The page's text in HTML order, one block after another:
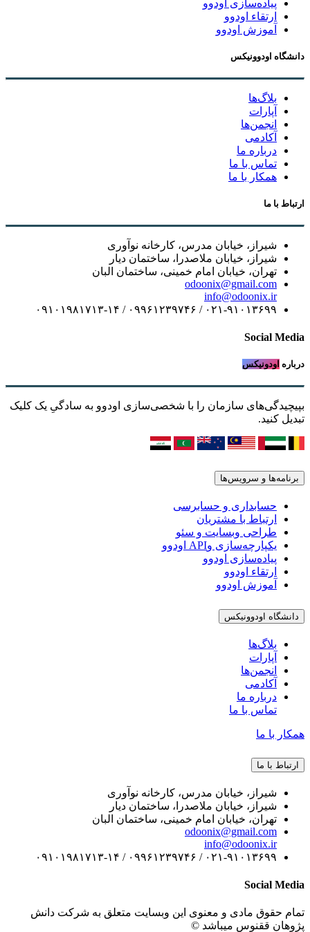
پیاده‌سازی اودوو
ارتقاء اودوو
آموزش اودوو
دانشگاه اودوونیکس
بلاگ‌ها
آپارات
انجمن‌ها
آکادمی
درباره ما
تماس با ما
همکار با ما
ارتباط با ما
شیراز، خیابان مدرس، کارخانه نوآوری
شیراز، خیابان ملاصدرا، ساختمان دیار
تهران، خیابان امام خمینی، ساختمان البان
odoonix@gmail.com
info@odoonix.ir
۰۲۱-۹۱۰۱۳۶۹۹ / ۰۹۹۶۱۲۳۹۷۴۶ / ۰۹۱۰۱۹۸۱۷۱۳-۱۴
Social Media
درباره اودونیکس
بپیچیدگی‌های سازمان را با شخصی‌سازی اودوو به سادگیِ یک کلیک
تبدیل کنید.
برنامه‌ها و سرویس‌ها
حسابداری و حسابرسی
ارتباط با مشتریان
طراحی وبسایت و سئو
یکپارچه‌سازی وAPI اودوو
پیاده‌سازی اودوو
ارتقاء اودوو
آموزش اودوو
دانشگاه اودوونیکس
بلاگ‌ها
آپارات
انجمن‌ها
آکادمی
درباره ما
تماس با ما
همکار با ما
ارتباط با ما
شیراز، خیابان مدرس، کارخانه نوآوری
شیراز، خیابان ملاصدرا، ساختمان دیار
تهران، خیابان امام خمینی، ساختمان البان
odoonix@gmail.com
info@odoonix.ir
۰۲۱-۹۱۰۱۳۶۹۹ / ۰۹۹۶۱۲۳۹۷۴۶ / ۰۹۱۰۱۹۸۱۷۱۳-۱۴
Social Media
تمام حقوق مادی و معنوی این وبسایت متعلق به شرکت دانش
پژوهان ققنوس میباشد ©